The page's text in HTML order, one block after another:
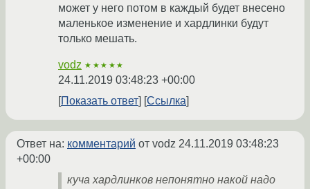
может у него потом в каждый будет внесено
маленькое изменение и хардлинки будут
только мешать.
vodz ★★★★★
24.11.2019 03:48:23 +00:00
Показать ответ
Ссылка
Ответ на: комментарий от vodz 24.11.2019 03:48:23
+00:00
куча хардлинков непонятно накой надо